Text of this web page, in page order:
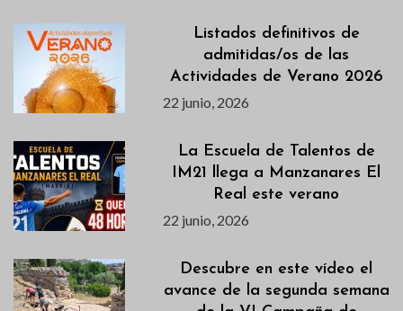
Listados definitivos de
admitidas/os de las
Actividades de Verano 2026
22 junio, 2026
La Escuela de Talentos de
IM21 llega a Manzanares El
Real este verano
22 junio, 2026
Descubre en este vídeo el
avance de la segunda semana